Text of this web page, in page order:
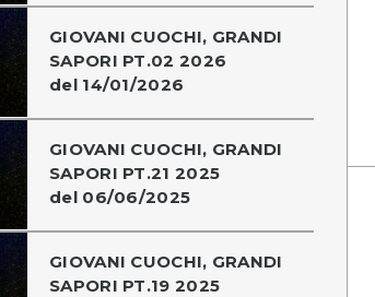
GIOVANI CUOCHI, GRANDI
SAPORI PT.02 2026
del 14/01/2026
GIOVANI CUOCHI, GRANDI
SAPORI PT.21 2025
del 06/06/2025
GIOVANI CUOCHI, GRANDI
SAPORI PT.19 2025